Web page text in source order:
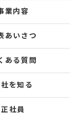
業内容
あいさつ
ある質問
を知る
正社員